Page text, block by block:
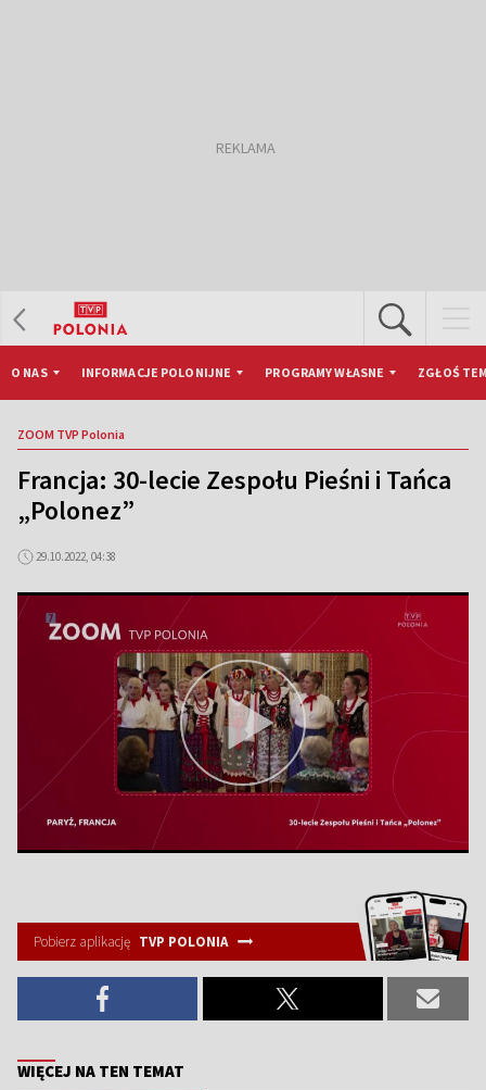
O NAS INFORMACJE POLONIJNE PROGRAMY WŁASNE ZGŁOŚ
ZOOM TVP Polonia
Francja: 30-lecie Zespołu Pieśni i Tańca
„Polonez”
29.10.2022, 04:38
Pobierz aplikację TVP POLONIA
WIĘCEJ NA TEN TEMAT